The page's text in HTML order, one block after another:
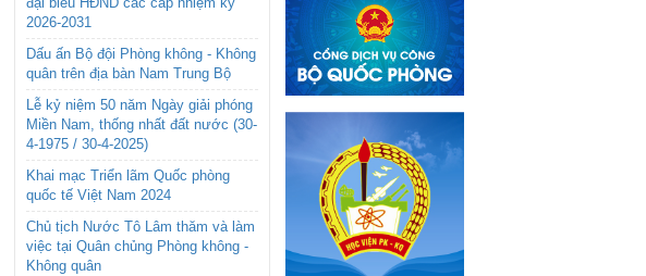
2026-2031
Dấu ấn Bộ đội Phòng không - Không
quân trên địa bàn Nam Trung Bộ
Lễ kỷ niệm 50 năm Ngày giải phóng
Miền Nam, thống nhất đất nước (30-
4-1975 / 30-4-2025)
Khai mạc Triển lãm Quốc phòng
quốc tế Việt Nam 2024
Chủ tịch Nước Tô Lâm thăm và làm
việc tại Quân chủng Phòng không -
Không quân